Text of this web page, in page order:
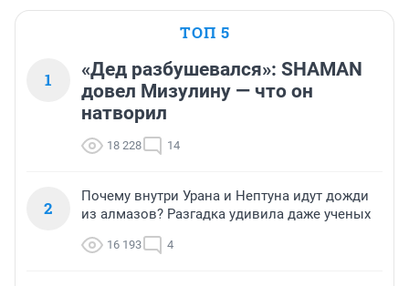
ТОП 5
1
«Дед разбушевался»: SHAMAN
довел Мизулину — что он
натворил
18 228 14
2
Почему внутри Урана и Нептуна идут дожди
из алмазов? Разгадка удивила даже ученых
16 193 4